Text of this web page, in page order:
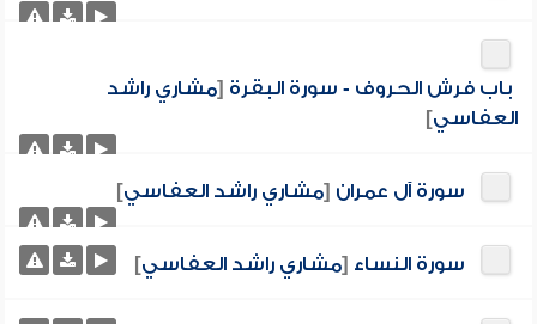
باب فرش الحروف - سورة البقرة [مشاري راشد
العفاسي]
سورة آل عمران [مشاري راشد العفاسي]
سورة النساء [مشاري راشد العفاسي]